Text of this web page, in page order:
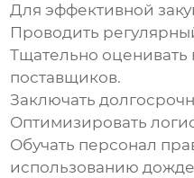
Для эффективной
Проводить
Тщательно
поставщиков.
Заключать
Оптимизировать
Обучать персонал
использованию